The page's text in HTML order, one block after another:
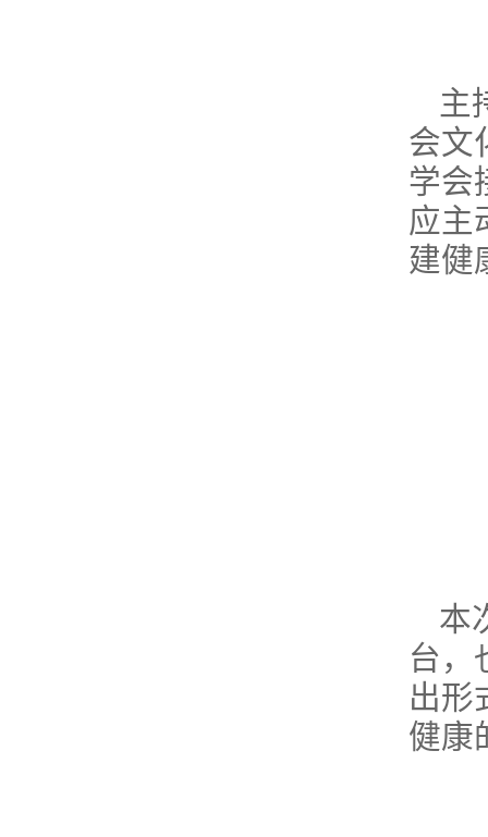
主
会文
学会
应主
建健
本
台，
出形
健康